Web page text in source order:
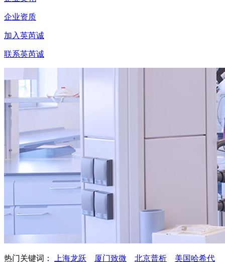
企业资质
加入英芮诚
联系英芮诚
热门关键词： 上海龙跃 厦门致微 北京普析
美国哈希代